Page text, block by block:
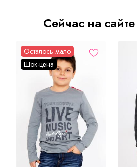
Сейчас на сайте
Осталось мало
Шок-цена